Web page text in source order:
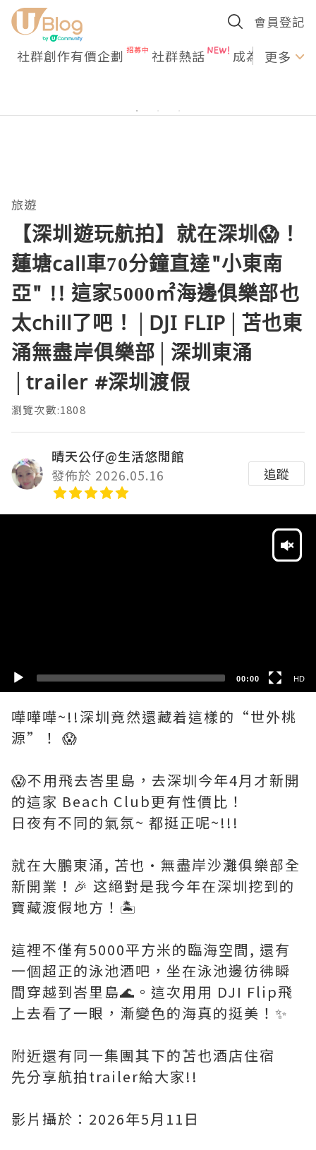
會員登記
社群創作有價企劃 社群熱話 成為U更多
旅遊
【深圳遊玩航拍】就在深圳😱！
蓮塘call車70分鐘直達"小東南
亞" !! 這家5000㎡海邊俱樂部也
太chill了吧！│DJI FLIP│苫也東
涌無盡岸俱樂部│深圳東涌
│trailer #深圳渡假
瀏覽次數:1808
晴天公仔@生活悠閒館
發佈於 2026.05.16
追蹤
00:00 HD
嘩嘩嘩~!!深圳竟然還藏着這樣的“世外桃
源”！ 😱
😱不用飛去峇里島，去深圳今年4月才新開
的這家 Beach Club更有性價比！
日夜有不同的氣氛~ 都挺正呢~!!!
就在大鵬東涌, 苫也·無盡岸沙灘俱樂部全
新開業！🎉 这絕對是我今年在深圳挖到的
寶藏渡假地方！🏝️
這裡不僅有5000平方米的臨海空間, 還有
一個超正的泳池酒吧，坐在泳池邊彷彿瞬
間穿越到峇里島🌊。這次用用 DJI Flip飛
上去看了一眼，漸變色的海真的挺美！✨
附近還有同一集團其下的苫也酒店住宿
先分享航拍trailer給大家!!
影片攝於：2026年5月11日